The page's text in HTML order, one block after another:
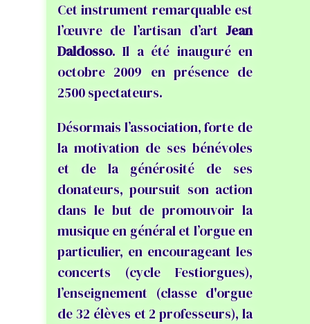
Cet instrument remarquable est
l’œuvre de l’artisan d’artJean
Daldosso. Il a été inauguré en
octobre 2009 en présence de
2500 spectateurs.
Désormais l’association, forte de
la motivation de ses bénévoles
et de la générosité de ses
donateurs, poursuit son action
dans le but de promouvoir la
musique en général et l’orgue en
particulier, en encourageant les
concerts (cycle Festiorgues),
l’enseignement (classe d'orgue
de 32 élèves et 2 professeurs), la